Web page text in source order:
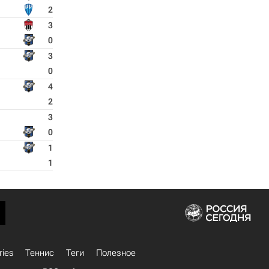
2
3
0
3
0
4
2
3
0
1
1
Теннис Теги
Полезное